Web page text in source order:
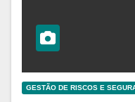
GESTÃO DE RISCOS E